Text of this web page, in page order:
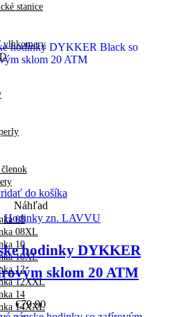
stanice
vlhkomery
08
08XL
10
10XL
12
12XXL
14
14XXL
do košíka
Náhľad
Hodinky zn. LAVVU
hodinky DYKKER
sklom 20 ATM
€79.90